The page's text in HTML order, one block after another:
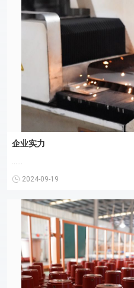
企业实力
2024-09-19